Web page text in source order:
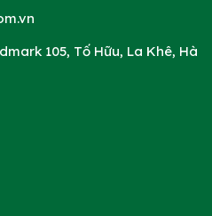
105, Tố Hữu, La Khê, Hà